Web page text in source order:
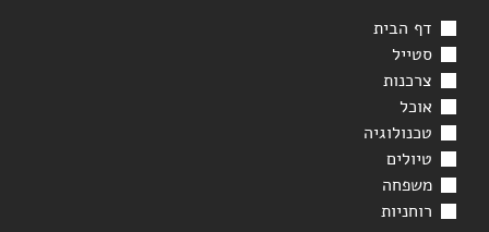
דף הבית
סטייל
צרכנות
אוכל
טכנולוגיה
טיולים
משפחה
רוחניות